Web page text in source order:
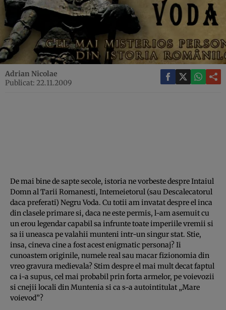
Adrian Nicolae
Publicat: 22.11.2009
De mai bine de sapte secole, istoria ne vorbeste despre Intaiul
Domn al Tarii Romanesti, Intemeietorul (sau Descalecatorul
daca preferati) Negru Voda. Cu totii am invatat despre el inca
din clasele primare si, daca ne este permis, l-am asemuit cu
un erou legendar capabil sa infrunte toate imperiile vremii si
sa ii uneasca pe valahii munteni intr-un singur stat. Stie,
insa, cineva cine a fost acest enigmatic personaj? Ii
cunoastem originile, numele real sau macar fizionomia din
vreo gravura medievala? Stim despre el mai mult decat faptul
ca i-a supus, cel mai probabil prin forta armelor, pe voievozii
si cnejii locali din Muntenia si ca s-a autointitulat „Mare
voievod”?